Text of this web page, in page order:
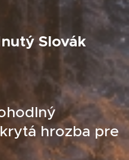
Slovák
hrozba pre